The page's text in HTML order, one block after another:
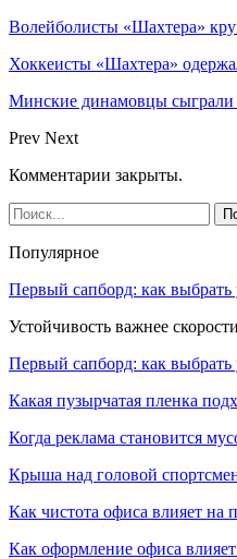
Волейболисты «Шахтера»
Хоккеисты «Шахтера»
Минские динамовцы
Prev Next
Комментарии закрыты.
Популярное
Первый сапборд: как выбрать
Устойчивость важнее
Первый сапборд: как выбрать
Какая пузырчатая пленка
Когда реклама становится
Крыша над головой
Как чистота офиса влияет на
Как оформление офиса